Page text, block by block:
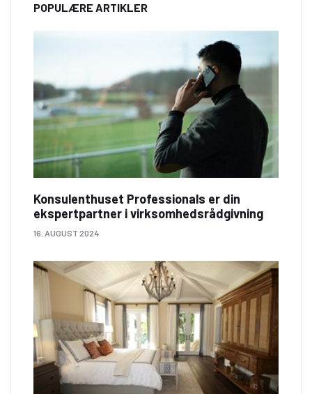
POPULÆRE ARTIKLER
Konsulenthuset Professionals er din
ekspertpartner i virksomhedsrådgivning
16. AUGUST 2024